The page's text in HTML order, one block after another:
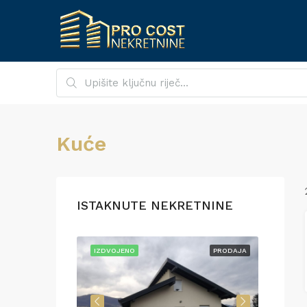
Kuće
ISTAKNUTE NEKRETNINE
PRODAJA
IZDVOJENO